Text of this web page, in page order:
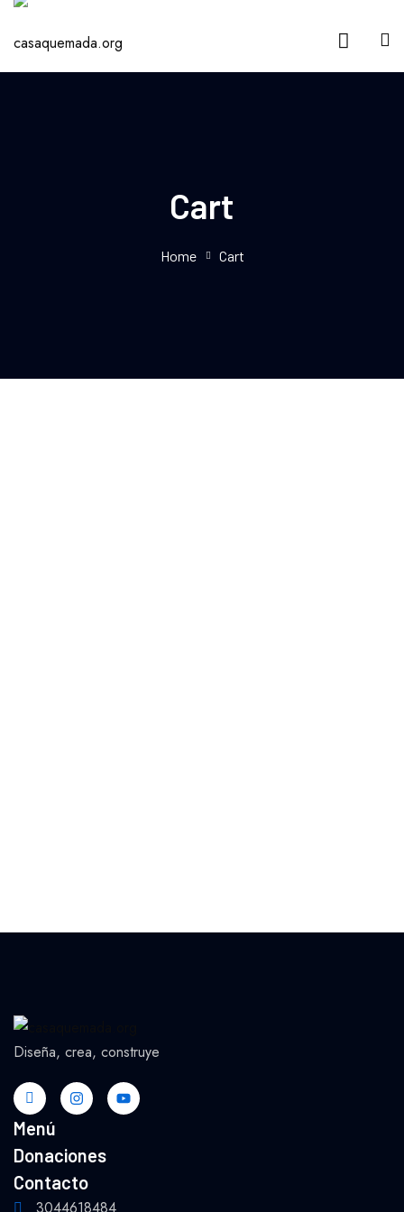
Cart
Home Cart
Diseña, crea, construye
Menú
Donaciones
Contacto
3044618484